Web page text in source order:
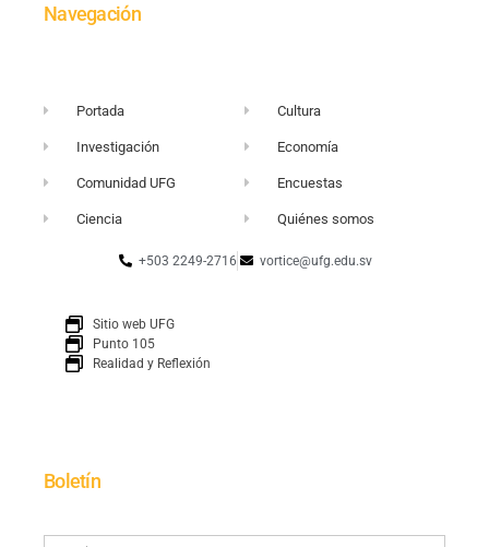
Navegación
Portada
Investigación
Comunidad UFG
Ciencia
Cultura
Economía
Encuestas
Quiénes somos
+503 2249-2716 vortice@ufg.edu.sv
Sitio web UFG
Punto 105
Realidad y Reflexión
Boletín